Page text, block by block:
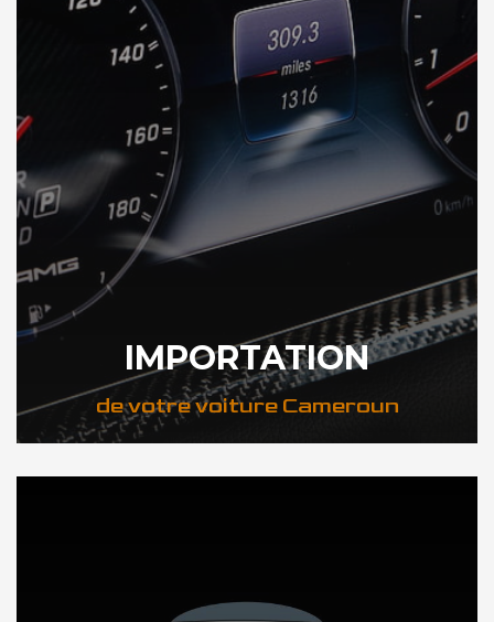
IMPORTATION
de votre voiture Cameroun
DÉCOUVREZ NOTRE IMPORTATION AUTO au Cameroun